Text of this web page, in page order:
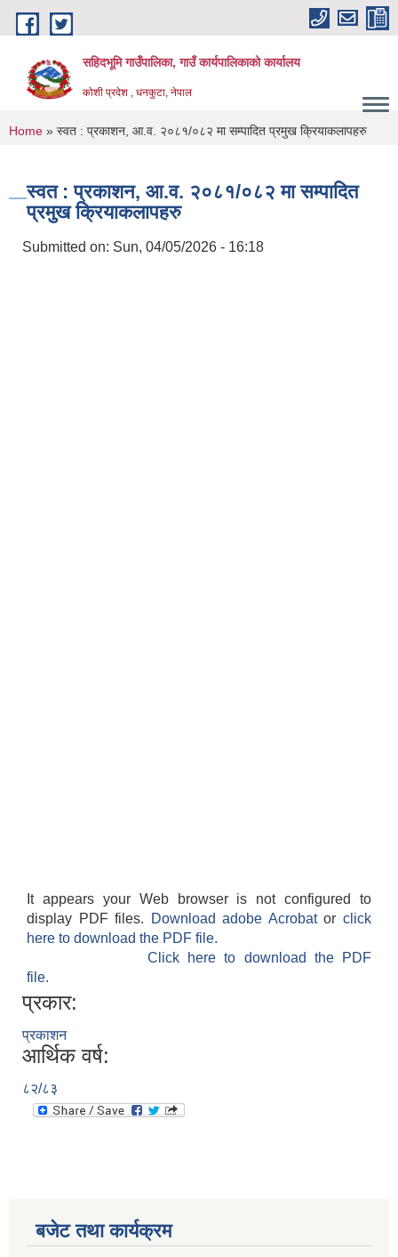
Skip to main content
सहिदभूमि गाउँपालिका, गाउँ कार्यपालिकाको कार्यालय
कोशी प्रदेश , धनकुटा, नेपाल
You are here
Home » स्वत : प्रकाशन, आ.व. २०८१/०८२ मा सम्पादित प्रमुख क्रियाकलापहरु
स्वत : प्रकाशन, आ.व. २०८१/०८२ मा सम्पादित
प्रमुख क्रियाकलापहरु
Submitted on: Sun, 04/05/2026 - 16:18
It appears your Web browser is not configured to
display PDF files.
Download adobe Acrobatorclick
here to download the PDF file.
Click here to download the PDF
file.
प्रकार:
प्रकाशन
आर्थिक वर्ष:
८२/८३
बजेट तथा कार्यक्रम